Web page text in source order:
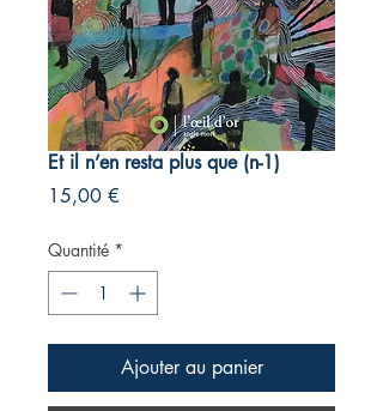
Et il n’en resta plus que (n-1)
15,00 €
Quantité *
Ajouter au panier